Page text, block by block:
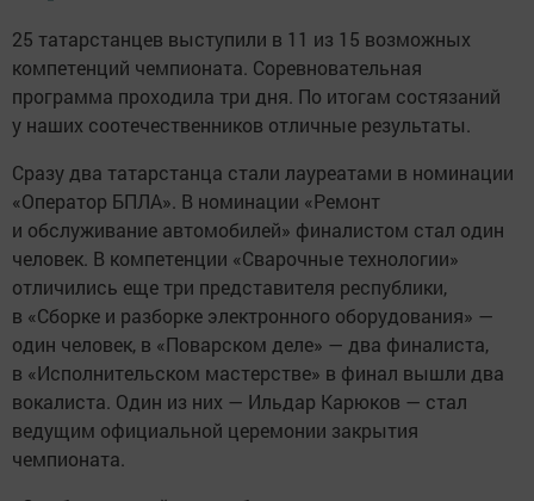
25 татарстанцев выступили в 11 из 15 возможных
компетенций чемпионата. Соревновательная
программа проходила три дня. По итогам состязаний
у наших соотечественников отличные результаты.
Сразу два татарстанца стали лауреатами в номинации
«Оператор БПЛА». В номинации «Ремонт
и обслуживание автомобилей» финалистом стал один
человек. В компетенции «Сварочные технологии»
отличились еще три представителя республики,
в «Сборке и разборке электронного оборудования» —
один человек, в «Поварском деле» — два финалиста,
в «Исполнительском мастерстве» в финал вышли два
вокалиста. Один из них — Ильдар Карюков — стал
ведущим официальной церемонии закрытия
чемпионата.